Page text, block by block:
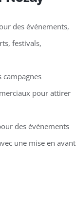
des événements,
festivals,
pour attirer
des événements
une mise en avant